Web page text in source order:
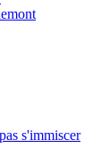
s'immiscer